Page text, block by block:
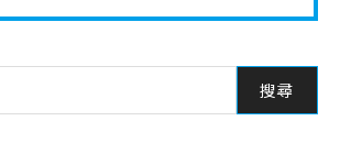
搜尋